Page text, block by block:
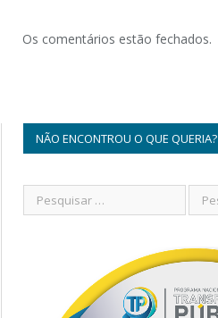
Os comentários estão fechados.
NÃO ENCONTROU O QUE QUERIA?